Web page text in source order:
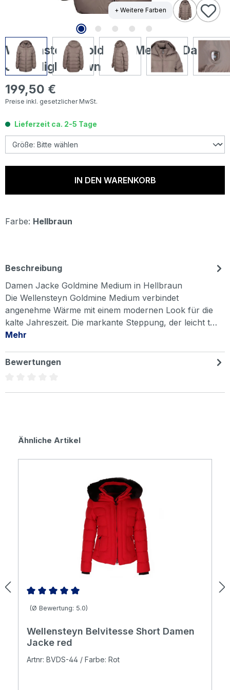
+ Weitere Farben
Wellensteyn Goldmine Medium Damen
Jacke lightbrown
Regulärer Preis:
199,50 €
Preise inkl. gesetzlicher MwSt.
Lieferzeit ca. 2-5 Tage
IN DEN WARENKORB
Farbe: Hellbraun
Beschreibung
Damen Jacke Goldmine Medium in Hellbraun
Die Wellensteyn Goldmine Medium verbindet
angenehme Wärme mit einem modernen Look für die
kalte Jahreszeit. Die markante Steppung, der leicht t…
Mehr
Bewertungen
Produktgalerie überspringen
Ähnliche Artikel
Durchschnittliche Bewertung von 5 von 5 Sternen
(Ø Bewertung: 5.0)
Wellensteyn Belvitesse Short Damen
Jacke red
Artnr: BVDS-44 / Farbe: Rot